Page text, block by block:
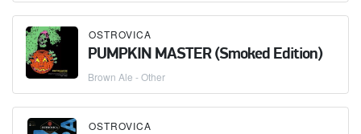
OSTROVICA
PUMPKIN MASTER (Smoked Edition)
Brown Ale - Other
OSTROVICA